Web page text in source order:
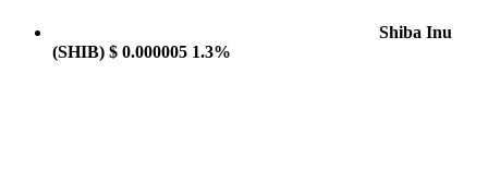
Shiba Inu
(SHIB) $ 0.000005 1.3%